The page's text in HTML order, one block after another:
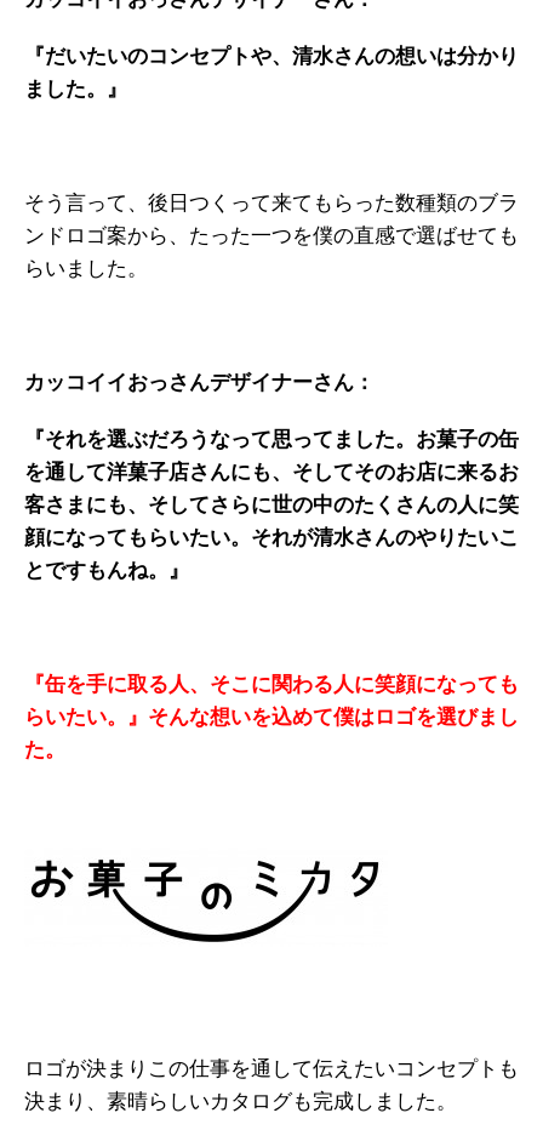
『だいたいのコンセプトや、清水さんの想いは分かり
ました。』
そう言って、後日つくって来てもらった数種類のブラ
ンドロゴ案から、たった一つを僕の直感で選ばせても
らいました。
カッコイイおっさんデザイナーさん：
『それを選ぶだろうなって思ってました。お菓子の缶
を通して洋菓子店さんにも、そしてそのお店に来るお
客さまにも、そしてさらに世の中のたくさんの人に笑
顔になってもらいたい。それが清水さんのやりたいこ
とですもんね。』
『缶を手に取る人、そこに関わる人に笑顔になっても
らいたい。』そんな想いを込めて僕はロゴを選びまし
た。
ロゴが決まりこの仕事を通して伝えたいコンセプトも
決まり、素晴らしいカタログも完成しました。